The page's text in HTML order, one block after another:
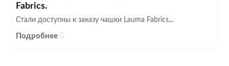
Fabrics.
Стали доступны к заказу чашки Lauma Fabrics...
Подробнее